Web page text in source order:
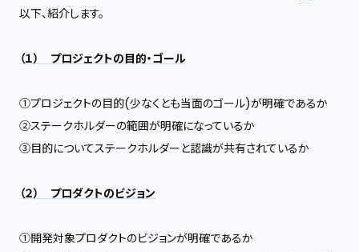
以下、紹介します。
（１） プロジェクトの目的・ゴール
①プロジェクトの目的(少なくとも当面のゴール)が明確であるか
②ステークホルダーの範囲が明確になっているか
③目的についてステークホルダーと認識が共有されているか
（２） プロダクトのビジョン
①開発対象プロダクトのビジョンが明確であるか